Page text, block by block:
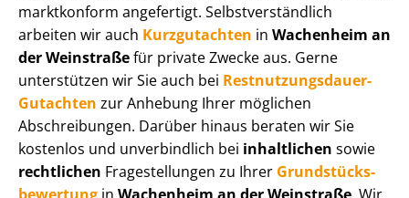
marktkonform angefertigt. Selbst­ver­ständ­lich
arbeiten wir auch Kurzgutachten in Wachenheim an
der Weinstraßefür private Zwecke aus. Gerne
unterstützen wir Sie auch bei Rest­nut­zungs­dau­er-
Gutachten zur Anhebung Ihrer möglichen
Abschreibungen. Darüber hinaus beraten wir Sie
kostenlos und unverbindlich bei inhaltlichen sowie
rechtlichen Fragestellungen zu Ihrer Grund­stücks­